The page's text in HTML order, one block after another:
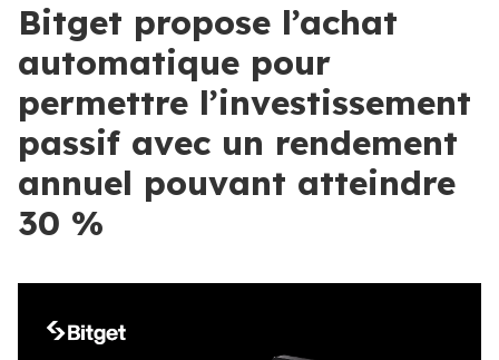
Bitget propose l’achat
automatique pour
permettre l’investissement
passif avec un rendement
annuel pouvant atteindre
30 %